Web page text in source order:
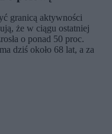
granicą aktywności
że w ciągu ostatniej
o ponad 50 proc.
dziś około 68 lat, a za